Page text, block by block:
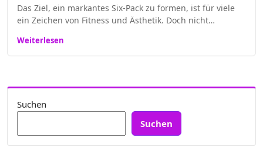
Das Ziel, ein markantes Six-Pack zu formen, ist für viele
ein Zeichen von Fitness und Ästhetik. Doch nicht…
Weiterlesen
Suchen
Suchen